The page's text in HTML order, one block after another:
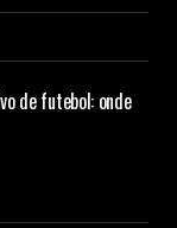
de futebol: onde